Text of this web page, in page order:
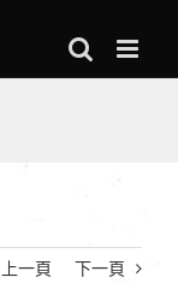
上一頁 下一頁